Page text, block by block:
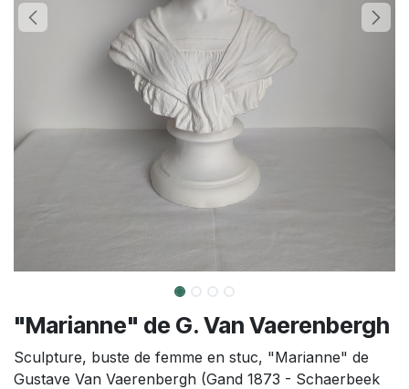
"Marianne" de G. Van Vaerenbergh
Sculpture, buste de femme en stuc, "Marianne" de
Gustave Van Vaerenbergh (Gand 1873 - Schaerbeek